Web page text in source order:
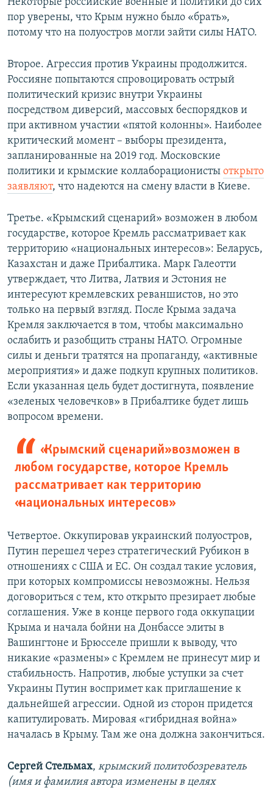
Некоторые российские военные и политики до сих
пор уверены, что Крым нужно было «брать»,
потому что на полуостров могли зайти силы НАТО.
Второе. Агрессия против Украины продолжится.
Россияне попытаются спровоцировать острый
политический кризис внутри Украины
посредством диверсий, массовых беспорядков и
при активном участии «пятой колонны». Наиболее
критический момент – выборы президента,
запланированные на 2019 год. Московские
политики и крымские коллаборационисты открыто
заявляют, что надеются на смену власти в Киеве.
Третье. «Крымский сценарий» возможен в любом
государстве, которое Кремль рассматривает как
территорию «национальных интересов»: Беларусь,
Казахстан и даже Прибалтика. Марк Галеотти
утверждает, что Литва, Латвия и Эстония не
интересуют кремлевских реваншистов, но это
только на первый взгляд. После Крыма задача
Кремля заключается в том, чтобы максимально
ослабить и разобщить страны НАТО. Огромные
силы и деньги тратятся на пропаганду, «активные
мероприятия» и даже подкуп крупных политиков.
Если указанная цель будет достигнута, появление
«зеленых человечков» в Прибалтике будет лишь
вопросом времени.
«Крымский сценарий» возможен в
любом государстве, которое Кремль
рассматривает как территорию
«национальных интересов»
Четвертое. Оккупировав украинский полуостров,
Путин перешел через стратегический Рубикон в
отношениях с США и ЕС. Он создал такие условия,
при которых компромиссы невозможны. Нельзя
договориться с тем, кто открыто презирает любые
соглашения. Уже в конце первого года оккупации
Крыма и начала бойни на Донбассе элиты в
Вашингтоне и Брюсселе пришли к выводу, что
никакие «размены» с Кремлем не принесут мир и
стабильность. Напротив, любые уступки за счет
Украины Путин воспримет как приглашение к
дальнейшей агрессии. Одной из сторон придется
капитулировать. Мировая «гибридная война»
началась в Крыму. Там же она должна закончиться.
Сергей Стельмах, крымский политобозреватель
(имя и фамилия автора изменены в целях